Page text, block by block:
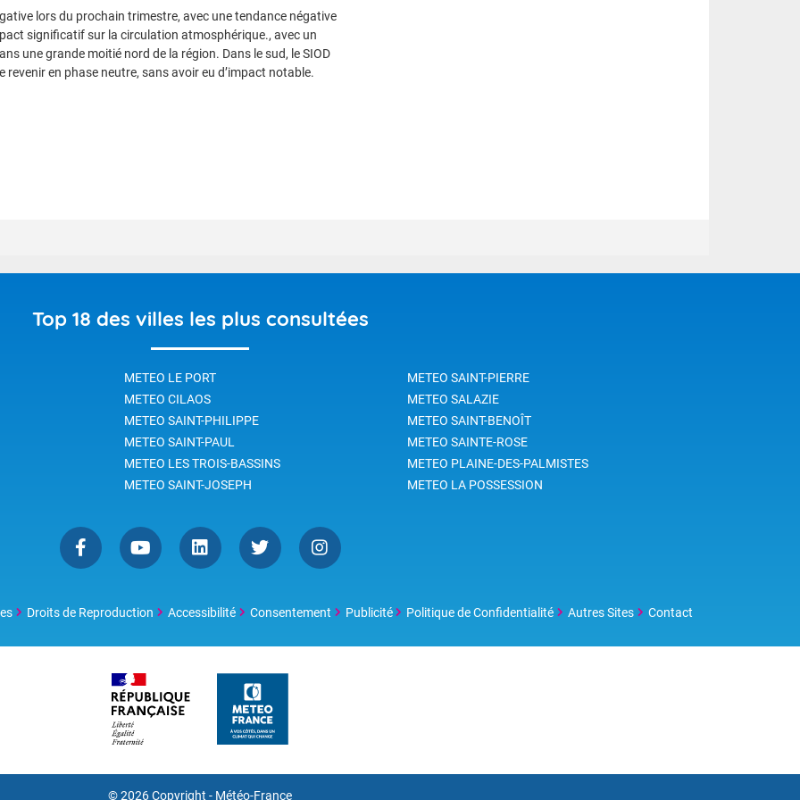
lors du prochain trimestre, avec une tendance négative
significatif sur la circulation atmosphérique., avec un
une grande moitié nord de la région. Dans le sud, le SIOD
en phase neutre, sans avoir eu d’impact notable.
Top 18 des villes les plus consultées
METEO LE PORT
METEO SAINT-PIERRE
METEO CILAOS
METEO SALAZIE
METEO SAINT-PHILIPPE
METEO SAINT-BENOÎT
METEO SAINT-PAUL
METEO SAINTE-ROSE
METEO LES TROIS-BASSINS
METEO PLAINE-DES-PALMISTES
METEO SAINT-JOSEPH
METEO LA POSSESSION
Droits de Reproduction Accessibilité Consentement Publicité Politique de Confidentialité Autres Sites Contact
© 2026 Copyright - Météo-France